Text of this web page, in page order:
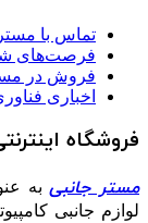
تماس با
فرصت‌های
فروش در
اخباری
فروشگاه
مستر جانبی به
لوازم جانبی